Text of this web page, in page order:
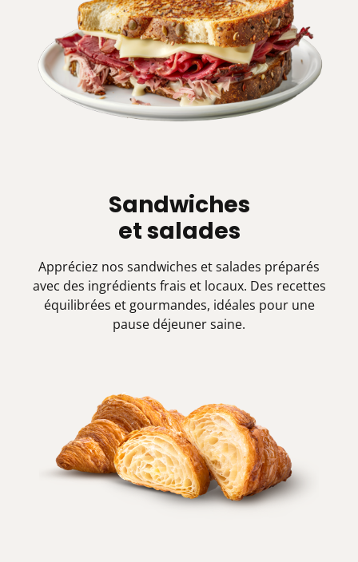
Sandwiches
et salades
Appréciez nos sandwiches et salades préparés
avec des ingrédients frais et locaux. Des recettes
équilibrées et gourmandes, idéales pour une
pause déjeuner saine.